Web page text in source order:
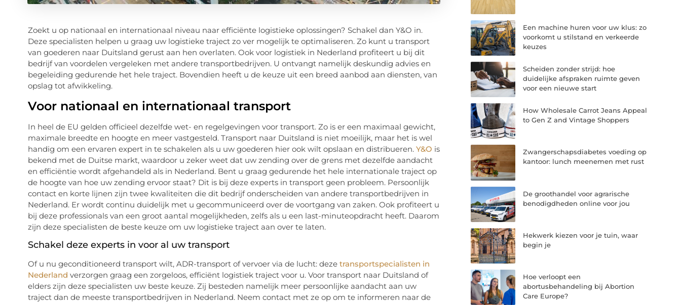
Zoekt u op nationaal en internationaal niveau naar efficiënte logistieke oplossingen? Schakel dan Y&O in.
Deze specialisten helpen u graag uw logistieke traject zo ver mogelijk te optimaliseren. Zo kunt u transport
van goederen naar Duitsland gerust aan hen overlaten. Ook voor logistiek in Nederland profiteert u bij dit
bedrijf van voordelen vergeleken met andere transportbedrijven. U ontvangt namelijk deskundig advies en
begeleiding gedurende het hele traject. Bovendien heeft u de keuze uit een breed aanbod aan diensten, van
opslag tot afwikkeling.
Voor nationaal en internationaal transport
In heel de EU gelden officieel dezelfde wet- en regelgevingen voor transport. Zo is er een maximaal gewicht,
maximale breedte en hoogte en meer vastgesteld. Transport naar Duitsland is niet moeilijk, maar het is wel
handig om een ervaren expert in te schakelen als u uw goederen hier ook wilt opslaan en distribueren. Y&O is
bekend met de Duitse markt, waardoor u zeker weet dat uw zending over de grens met dezelfde aandacht
en efficiëntie wordt afgehandeld als in Nederland. Bent u graag gedurende het hele internationale traject op
de hoogte van hoe uw zending ervoor staat? Dit is bij deze experts in transport geen probleem. Persoonlijk
contact en korte lijnen zijn twee kwaliteiten die dit bedrijf onderscheiden van andere transportbedrijven in
Nederland. Er wordt continu duidelijk met u gecommuniceerd over de voortgang van zaken. Ook profiteert u
bij deze professionals van een groot aantal mogelijkheden, zelfs als u een last-minuteopdracht heeft. Daarom
zijn deze specialisten de beste keuze om uw logistieke traject aan over te laten.
Schakel deze experts in voor al uw transport
Of u nu geconditioneerd transport wilt, ADR-transport of vervoer via de lucht: deze transportspecialisten in
Nederland verzorgen graag een zorgeloos, efficiënt logistiek traject voor u. Voor transport naar Duitsland of
elders zijn deze specialisten uw beste keuze. Zij besteden namelijk meer persoonlijke aandacht aan uw
traject dan de meeste transportbedrijven in Nederland. Neem contact met ze op om te informeren naar de
Een machine huren voor uw klus: zo
voorkomt u stilstand en verkeerde
keuzes
Scheiden zonder strijd: hoe
duidelijke afspraken ruimte geven
voor een nieuwe start
How Wholesale Carrot Jeans Appeal
to Gen Z and Vintage Shoppers
Zwangerschapsdiabetes voeding op
kantoor: lunch meenemen met rust
De groothandel voor agrarische
benodigdheden online voor jou
Hekwerk kiezen voor je tuin, waar
begin je
Hoe verloopt een
abortusbehandeling bij Abortion
Care Europe?